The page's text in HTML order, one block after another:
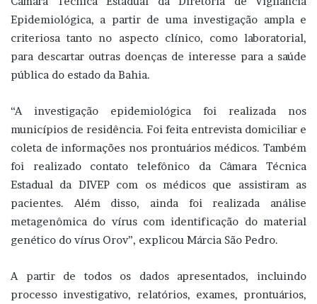
Epidemiológica, a partir de uma investigação ampla e
criteriosa tanto no aspecto clínico, como laboratorial,
para descartar outras doenças de interesse para a saúde
pública do estado da Bahia.
“A investigação epidemiológica foi realizada nos
municípios de residência. Foi feita entrevista domiciliar e
coleta de informações nos prontuários médicos. Também
foi realizado contato telefônico da Câmara Técnica
Estadual da DIVEP com os médicos que assistiram as
pacientes. Além disso, ainda foi realizada análise
metagenômica do vírus com identificação do material
genético do vírus Orov”, explicou Márcia São Pedro.
A partir de todos os dados apresentados, incluindo
processo investigativo, relatórios, exames, prontuários,